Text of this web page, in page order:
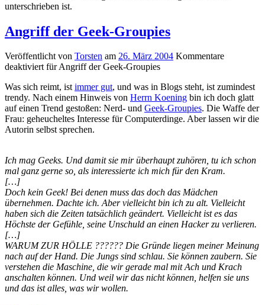
unterschrieben ist.
Angriff der Geek-Groupies
Veröffentlicht von Torsten am 26. März 2004 Kommentare
deaktiviertfür Angriff der Geek-Groupies
Was sich reimt, istimmer gut, und was in Blogs steht, ist zumindest
trendy. Nach einem Hinweis von Herrn Koening bin ich doch glatt
auf einen Trend gestoßen: Nerd- und Geek-Groupies. Die Waffe der
Frau: geheucheltes Interesse für Computerdinge. Aber lassen wir die
Autorin selbst sprechen.
Ich mag Geeks. Und damit sie mir überhaupt zuhören, tu ich schon
mal ganz gerne so, als interessierte ich mich für den Kram.
[…]
Doch kein Geek! Bei denen muss das doch das Mädchen
übernehmen. Dachte ich. Aber vielleicht bin ich zu alt. Vielleicht
haben sich die Zeiten tatsächlich geändert. Vielleicht ist es das
Höchste der Gefühle, seine Unschuld an einen Hacker zu verlieren.
[…]
WARUM ZUR HÖLLE ?????? Die Gründe liegen meiner Meinung
nach auf der Hand. Die Jungs sind schlau. Sie können zaubern. Sie
verstehen die Maschine, die wir gerade mal mit Ach und Krach
anschalten können. Und weil wir das nicht können, helfen sie uns
und das ist alles, was wir wollen.